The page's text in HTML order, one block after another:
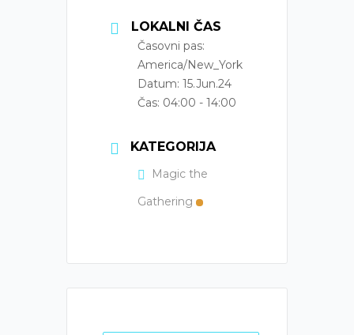
LOKALNI ČAS
Časovni pas:
America/New_York
Datum: 15.Jun.24
Čas: 04:00 - 14:00
KATEGORIJA
Magic the
Gathering